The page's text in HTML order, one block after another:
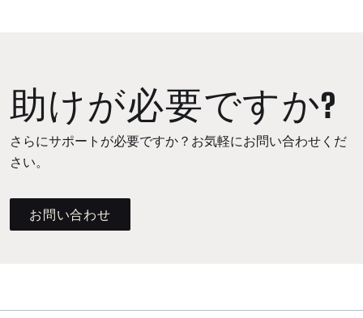
助けが必要ですか?
さらにサポートが必要ですか？お気軽にお問い合わせくだ
さい。
お問い合わせ